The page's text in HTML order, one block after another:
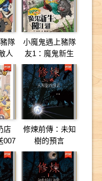
隊
人
小魔鬼遇上豬隊
友1：魔鬼新生
闖江湖
店
007
修煉前傳：未知
樹的預言